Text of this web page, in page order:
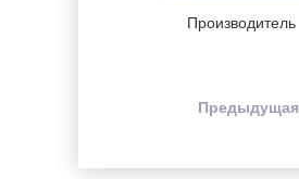
Производитель
Предыдущая